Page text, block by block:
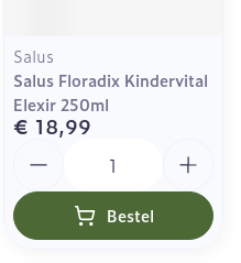
Salus
Salus Floradix Kindervital
Elexir 250ml
€ 18,99
Bestel